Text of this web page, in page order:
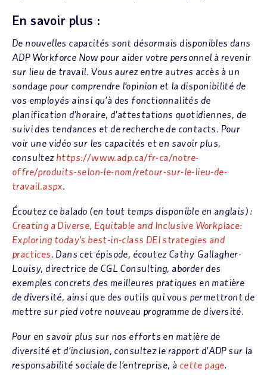
En savoir plus :
De nouvelles capacités sont désormais disponibles dans
ADP Workforce Now pour aider votre personnel à revenir
sur lieu de travail. Vous aurez entre autres accès à un
sondage pour comprendre l’opinion et la disponibilité de
vos employés ainsi qu’à des fonctionnalités de
planification d’horaire, d’attestations quotidiennes, de
suivi des tendances et de recherche de contacts. Pour
voir une vidéo sur les capacités et en savoir plus,
consultez https://www.adp.ca/fr-ca/notre-
offre/produits-selon-le-nom/retour-sur-le-lieu-de-
travail.aspx.
Écoutez ce balado (en tout temps disponible en anglais) :
Creating a Diverse, Equitable and Inclusive Workplace:
Exploring today’s best-in-class DEI strategies and
practices. Dans cet épisode, écoutez Cathy Gallagher-
Louisy, directrice de CGL Consulting, aborder des
exemples concrets des meilleures pratiques en matière
de diversité, ainsi que des outils qui vous permettront de
mettre sur pied votre nouveau programme de diversité.
Pour en savoir plus sur nos efforts en matière de
diversité et d’inclusion, consultez le rapport d’ADP sur la
responsabilité sociale de l’entreprise, à cette page.